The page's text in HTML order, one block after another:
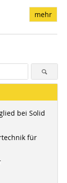
mehr
bei Solid
für